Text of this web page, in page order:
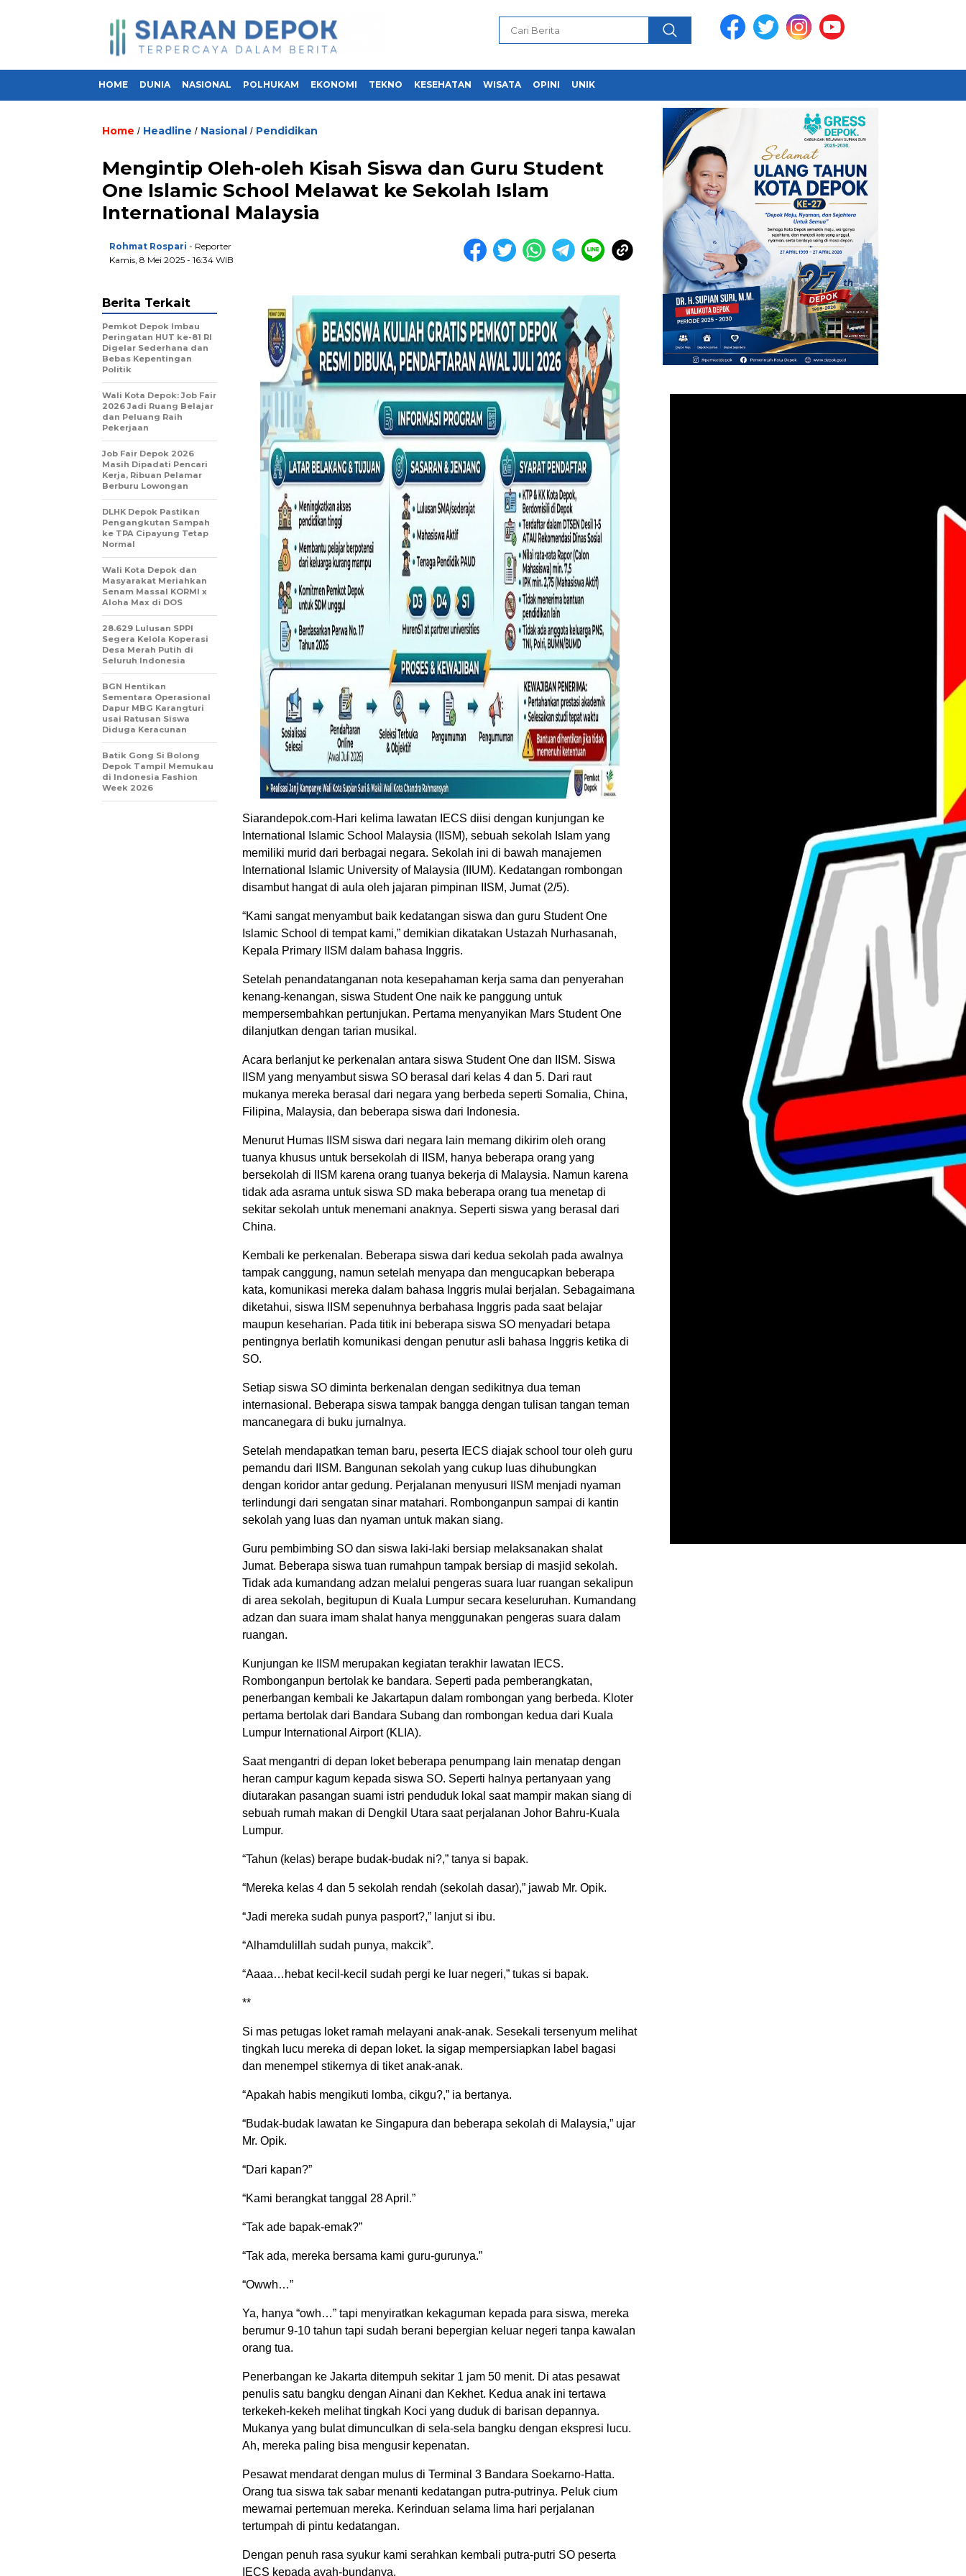
HOME DUNIA NASIONAL POLHUKAM EKONOMI TEKNO KESEHATAN WISATA OPINI UNIK
Home / Headline / Nasional / Pendidikan
Mengintip Oleh-oleh Kisah Siswa dan Guru Student
One Islamic School Melawat ke Sekolah Islam
International Malaysia
Rohmat Rospari - Reporter
Kamis, 8 Mei 2025 - 16:34 WIB
Siarandepok.com-Hari kelima lawatan IECS diisi dengan kunjungan ke
International Islamic School Malaysia (IISM), sebuah sekolah Islam yang
memiliki murid dari berbagai negara. Sekolah ini di bawah manajemen
International Islamic University of Malaysia (IIUM). Kedatangan rombongan
disambut hangat di aula oleh jajaran pimpinan IISM, Jumat (2/5).
“Kami sangat menyambut baik kedatangan siswa dan guru Student One
Islamic School di tempat kami,” demikian dikatakan Ustazah Nurhasanah,
Kepala Primary IISM dalam bahasa Inggris.
Setelah penandatanganan nota kesepahaman kerja sama dan penyerahan
kenang-kenangan, siswa Student One naik ke panggung untuk
mempersembahkan pertunjukan. Pertama menyanyikan Mars Student One
dilanjutkan dengan tarian musikal.
Acara berlanjut ke perkenalan antara siswa Student One dan IISM. Siswa
IISM yang menyambut siswa SO berasal dari kelas 4 dan 5. Dari raut
mukanya mereka berasal dari negara yang berbeda seperti Somalia, China,
Filipina, Malaysia, dan beberapa siswa dari Indonesia.
Menurut Humas IISM siswa dari negara lain memang dikirim oleh orang
tuanya khusus untuk bersekolah di IISM, hanya beberapa orang yang
bersekolah di IISM karena orang tuanya bekerja di Malaysia. Namun karena
tidak ada asrama untuk siswa SD maka beberapa orang tua menetap di
sekitar sekolah untuk menemani anaknya. Seperti siswa yang berasal dari
China.
Kembali ke perkenalan. Beberapa siswa dari kedua sekolah pada awalnya
tampak canggung, namun setelah menyapa dan mengucapkan beberapa
kata, komunikasi mereka dalam bahasa Inggris mulai berjalan. Sebagaimana
diketahui, siswa IISM sepenuhnya berbahasa Inggris pada saat belajar
maupun keseharian. Pada titik ini beberapa siswa SO menyadari betapa
pentingnya berlatih komunikasi dengan penutur asli bahasa Inggris ketika di
SO.
Setiap siswa SO diminta berkenalan dengan sedikitnya dua teman
internasional. Beberapa siswa tampak bangga dengan tulisan tangan teman
mancanegara di buku jurnalnya.
Setelah mendapatkan teman baru, peserta IECS diajak school tour oleh guru
pemandu dari IISM. Bangunan sekolah yang cukup luas dihubungkan
dengan koridor antar gedung. Perjalanan menyusuri IISM menjadi nyaman
terlindungi dari sengatan sinar matahari. Rombonganpun sampai di kantin
sekolah yang luas dan nyaman untuk makan siang.
Guru pembimbing SO dan siswa laki-laki bersiap melaksanakan shalat
Jumat. Beberapa siswa tuan rumahpun tampak bersiap di masjid sekolah.
Tidak ada kumandang adzan melalui pengeras suara luar ruangan sekalipun
di area sekolah, begitupun di Kuala Lumpur secara keseluruhan. Kumandang
adzan dan suara imam shalat hanya menggunakan pengeras suara dalam
ruangan.
Kunjungan ke IISM merupakan kegiatan terakhir lawatan IECS.
Rombonganpun bertolak ke bandara. Seperti pada pemberangkatan,
penerbangan kembali ke Jakartapun dalam rombongan yang berbeda. Kloter
pertama bertolak dari Bandara Subang dan rombongan kedua dari Kuala
Lumpur International Airport (KLIA).
Saat mengantri di depan loket beberapa penumpang lain menatap dengan
heran campur kagum kepada siswa SO. Seperti halnya pertanyaan yang
diutarakan pasangan suami istri penduduk lokal saat mampir makan siang di
sebuah rumah makan di Dengkil Utara saat perjalanan Johor Bahru-Kuala
Lumpur.
“Tahun (kelas) berape budak-budak ni?,” tanya si bapak.
“Mereka kelas 4 dan 5 sekolah rendah (sekolah dasar),” jawab Mr. Opik.
“Jadi mereka sudah punya pasport?,” lanjut si ibu.
“Alhamdulillah sudah punya, makcik”.
“Aaaa…hebat kecil-kecil sudah pergi ke luar negeri,” tukas si bapak.
**
Si mas petugas loket ramah melayani anak-anak. Sesekali tersenyum melihat
tingkah lucu mereka di depan loket. Ia sigap mempersiapkan label bagasi
dan menempel stikernya di tiket anak-anak.
“Apakah habis mengikuti lomba, cikgu?,” ia bertanya.
“Budak-budak lawatan ke Singapura dan beberapa sekolah di Malaysia,” ujar
Mr. Opik.
“Dari kapan?”
“Kami berangkat tanggal 28 April.”
“Tak ade bapak-emak?”
“Tak ada, mereka bersama kami guru-gurunya.”
“Owwh…”
Ya, hanya “owh…” tapi menyiratkan kekaguman kepada para siswa, mereka
berumur 9-10 tahun tapi sudah berani bepergian keluar negeri tanpa kawalan
orang tua.
Penerbangan ke Jakarta ditempuh sekitar 1 jam 50 menit. Di atas pesawat
penulis satu bangku dengan Ainani dan Kekhet. Kedua anak ini tertawa
terkekeh-kekeh melihat tingkah Koci yang duduk di barisan depannya.
Mukanya yang bulat dimunculkan di sela-sela bangku dengan ekspresi lucu.
Ah, mereka paling bisa mengusir kepenatan.
Pesawat mendarat dengan mulus di Terminal 3 Bandara Soekarno-Hatta.
Orang tua siswa tak sabar menanti kedatangan putra-putrinya. Peluk cium
mewarnai pertemuan mereka. Kerinduan selama lima hari perjalanan
tertumpah di pintu kedatangan.
Dengan penuh rasa syukur kami serahkan kembali putra-putri SO peserta
IECS kepada ayah-bundanya.
Berita Terkait
Pemkot Depok Imbau
Peringatan HUT ke-81 RI
Digelar Sederhana dan
Bebas Kepentingan
Politik
Wali Kota Depok: Job Fair
2026 Jadi Ruang Belajar
dan Peluang Raih
Pekerjaan
Job Fair Depok 2026
Masih Dipadati Pencari
Kerja, Ribuan Pelamar
Berburu Lowongan
DLHK Depok Pastikan
Pengangkutan Sampah
ke TPA Cipayung Tetap
Normal
Wali Kota Depok dan
Masyarakat Meriahkan
Senam Massal KORMI x
Aloha Max di DOS
28.629 Lulusan SPPI
Segera Kelola Koperasi
Desa Merah Putih di
Seluruh Indonesia
BGN Hentikan
Sementara Operasional
Dapur MBG Karangturi
usai Ratusan Siswa
Diduga Keracunan
Batik Gong Si Bolong
Depok Tampil Memukau
di Indonesia Fashion
Week 2026